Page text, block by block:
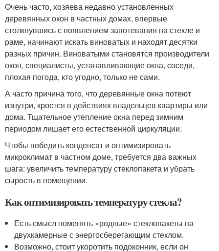
Очень часто, хозяева недавно установленных
деревянных окон в частных домах, впервые
столкнувшись с появлением запотевания на стекле и
раме, начинают искать виноватых и находят десятки
разных причин. Виноватыми становятся производители
окон, специалисты, устанавливающие окна, соседи,
плохая погода, кто угодно, только не сами.
А часто причина того, что деревянные окна потеют
изнутри, кроется в действиях владельцев квартиры или
дома. Тщательное утепление окна перед зимним
периодом лишает его естественной циркуляции.
Чтобы победить конденсат и оптимизировать
микроклимат в частном доме, требуется два важных
шага: увеличить температуру стеклопакета и убрать
сырость в помещении.
Как оптимизировать температуру стекла?
Есть смысл поменять «родные» стеклопакеты на
двухкамерные с энергосберегающим стеклом.
Возможно, стоит укоротить подоконник, если он